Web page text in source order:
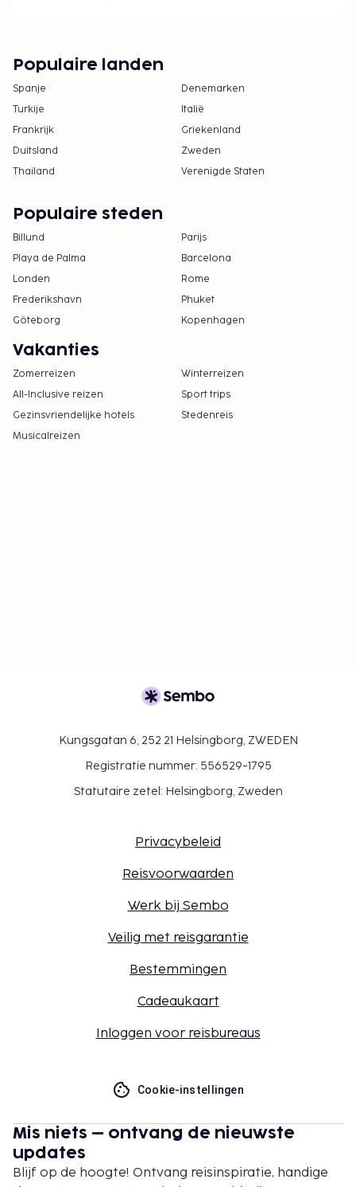
geaccepteerd wordt.
Het seizoensgebonden zwembad is geopend
van 15 april t/m 30 september.
Populaire landen
Spanje
Denemarken
Turkije
Italië
Frankrijk
Griekenland
Duitsland
Zweden
Thailand
Verenigde Staten
Populaire steden
Billund
Parijs
Playa de Palma
Barcelona
Londen
Rome
Frederikshavn
Phuket
Göteborg
Kopenhagen
Vakanties
Zomerreizen
Winterreizen
All-Inclusive reizen
Sport trips
Gezinsvriendelijke hotels
Stedenreis
Musicalreizen
Kungsgatan 6, 252 21 Helsingborg, ZWEDEN
Registratie nummer: 556529-1795
Statutaire zetel: Helsingborg, Zweden
Privacybeleid
Reisvoorwaarden
Werk bij Sembo
Veilig met reisgarantie
Bestemmingen
Cadeaukaart
Inloggen voor reisbureaus
Cookie-instellingen
Mis niets – ontvang de nieuwste
updates
Blijf op de hoogte! Ontvang reisinspiratie, handige